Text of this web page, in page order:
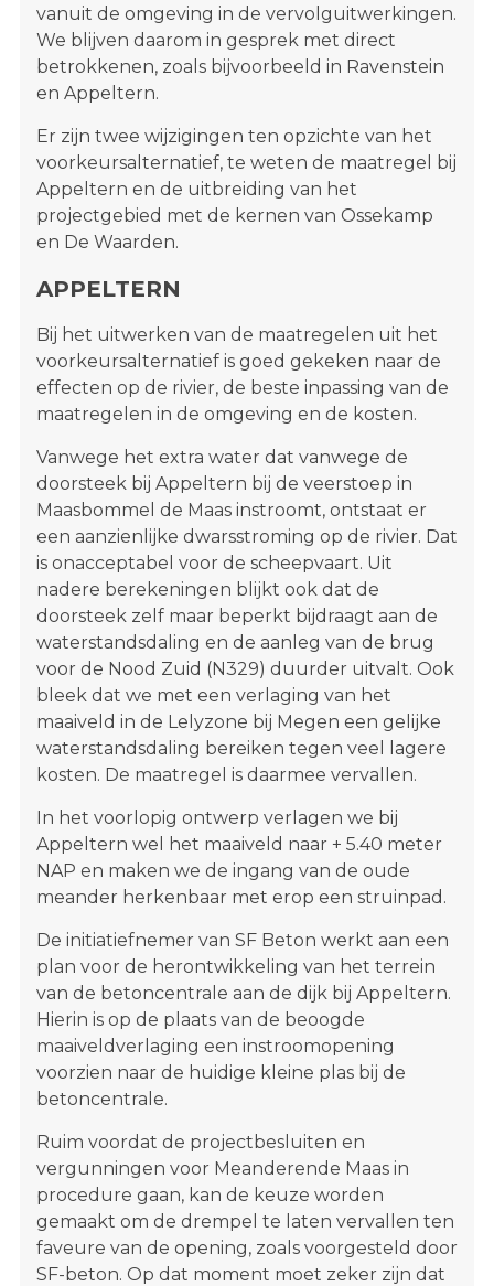
vanuit de omgeving in de vervolguitwerkingen.
We blijven daarom in gesprek met direct
betrokkenen, zoals bijvoorbeeld in Ravenstein
en Appeltern.
Er zijn twee wijzigingen ten opzichte van het
voorkeursalternatief, te weten de maatregel bij
Appeltern en de uitbreiding van het
projectgebied met de kernen van Ossekamp
en De Waarden.
APPELTERN
Bij het uitwerken van de maatregelen uit het
voorkeursalternatief is goed gekeken naar de
effecten op de rivier, de beste inpassing van de
maatregelen in de omgeving en de kosten.
Vanwege het extra water dat vanwege de
doorsteek bij Appeltern bij de veerstoep in
Maasbommel de Maas instroomt, ontstaat er
een aanzienlijke dwarsstroming op de rivier. Dat
is onacceptabel voor de scheepvaart. Uit
nadere berekeningen blijkt ook dat de
doorsteek zelf maar beperkt bijdraagt aan de
waterstandsdaling en de aanleg van de brug
voor de Nood Zuid (N329) duurder uitvalt. Ook
bleek dat we met een verlaging van het
maaiveld in de Lelyzone bij Megen een gelijke
waterstandsdaling bereiken tegen veel lagere
kosten. De maatregel is daarmee vervallen.
In het voorlopig ontwerp verlagen we bij
Appeltern wel het maaiveld naar + 5.40 meter
NAP en maken we de ingang van de oude
meander herkenbaar met erop een struinpad.
De initiatiefnemer van SF Beton werkt aan een
plan voor de herontwikkeling van het terrein
van de betoncentrale aan de dijk bij Appeltern.
Hierin is op de plaats van de beoogde
maaiveldverlaging een instroomopening
voorzien naar de huidige kleine plas bij de
betoncentrale.
Ruim voordat de projectbesluiten en
vergunningen voor Meanderende Maas in
procedure gaan, kan de keuze worden
gemaakt om de drempel te laten vervallen ten
faveure van de opening, zoals voorgesteld door
SF-beton. Op dat moment moet zeker zijn dat